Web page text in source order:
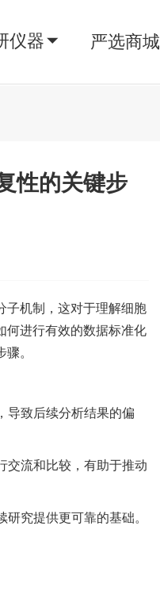
仪器 严选商城
性的关键步
子机制，这对于理解细胞
何进行有效的数据标准化
。
导致后续分析结果的偏
交流和比较，有助于推动
究提供更可靠的基础。